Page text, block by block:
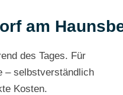
am
des Tages. Für
– selbstverständlich
Kosten.